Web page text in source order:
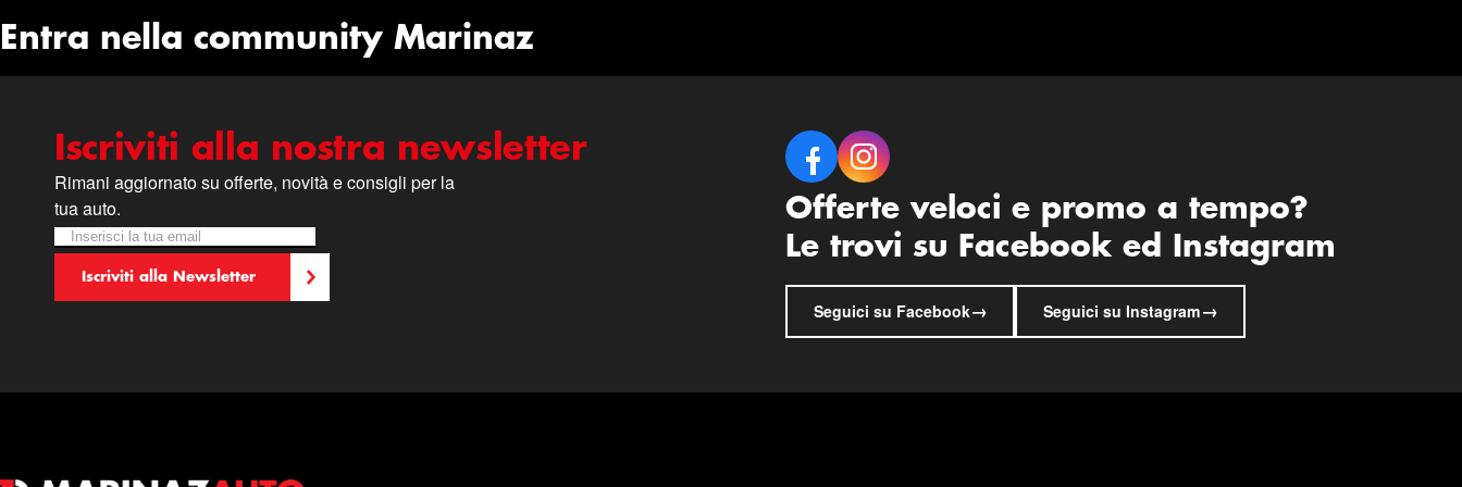
Entra nella community Marinaz
Iscriviti alla nostra newsletter
Rimani aggiornato su offerte, novità e consigli per la
tua auto.
Newsletter
Iscriviti alla nostra Newsletter:
Iscriviti alla Newsletter
Offerte veloci e promo a tempo?
Le trovi su Facebook ed Instagram
Seguici su Facebook→ Seguici su Instagram→